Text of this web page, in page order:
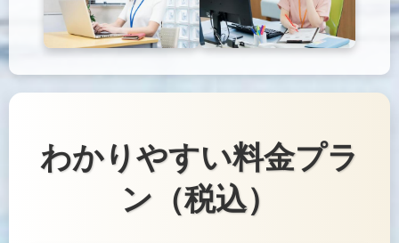
わかりやすい料金プラ
ン（税込）